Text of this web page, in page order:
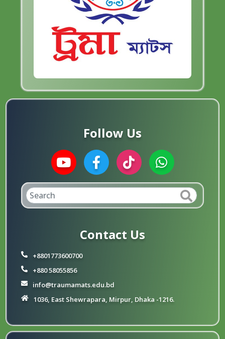
Follow Us
Contact Us
+8801773600700
+880 58055856
info@traumamats.edu.bd
1036, East Shewrapara, Mirpur, Dhaka -1216.